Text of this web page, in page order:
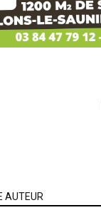
AUTEUR